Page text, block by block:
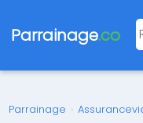
Parrainage.co
Parrainage ›